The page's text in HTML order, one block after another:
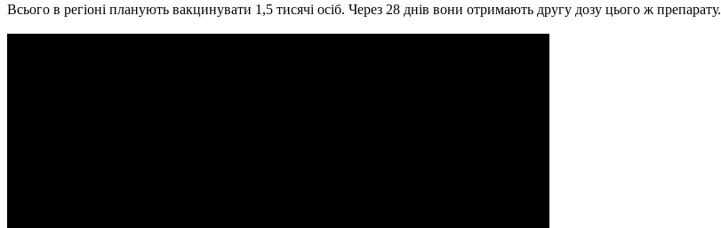
Всього в регіоні планують вакцинувати 1,5 тисячі осіб. Через 28 днів вони отримають другу дозу цього ж препарату.